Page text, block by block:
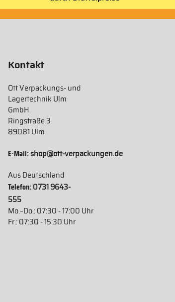
Kontakt
Ott Verpackungs- und
Lagertechnik Ulm
GmbH
Ringstraße 3
89081 Ulm
E-Mail:shop@ott-verpackungen.de
Aus Deutschland
Telefon: 0731 9643-
555
Mo.–Do.: 07:30 - 17:00 Uhr
Fr.: 07:30 - 15:30 Uhr